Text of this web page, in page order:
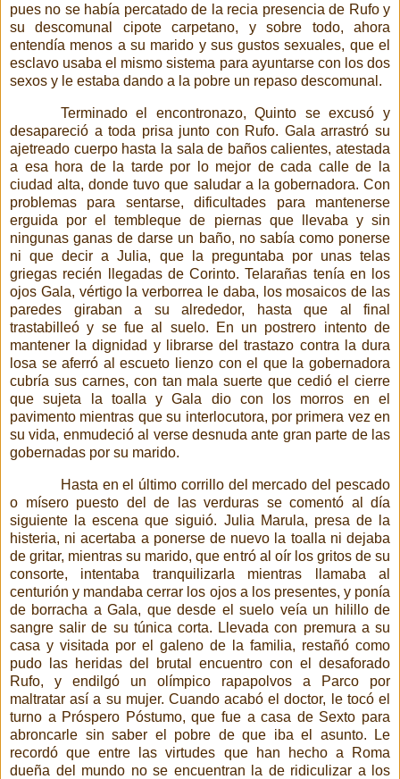
pues no se había percatado de la recia presencia de Rufo y
su descomunal cipote carpetano, y sobre todo, ahora
entendía menos a su marido y sus gustos sexuales, que el
esclavo usaba el mismo sistema para ayuntarse con los dos
sexos y le estaba dando a la pobre un repaso descomunal.
Terminado el encontronazo, Quinto se excusó y
desapareció a toda prisa junto con Rufo. Gala arrastró su
ajetreado cuerpo hasta la sala de baños calientes, atestada
a esa hora de la tarde por lo mejor de cada calle de la
ciudad alta, donde tuvo que saludar a la gobernadora. Con
problemas para sentarse, dificultades para mantenerse
erguida por el tembleque de piernas que llevaba y sin
ningunas ganas de darse un baño, no sabía como ponerse
ni que decir a Julia, que la preguntaba por unas telas
griegas recién llegadas de Corinto. Telarañas tenía en los
ojos Gala, vértigo la verborrea le daba, los mosaicos de las
paredes giraban a su alrededor, hasta que al final
trastabilleó y se fue al suelo. En un postrero intento de
mantener la dignidad y librarse del trastazo contra la dura
losa se aferró al escueto lienzo con el que la gobernadora
cubría sus carnes, con tan mala suerte que cedió el cierre
que sujeta la toalla y Gala dio con los morros en el
pavimento mientras que su interlocutora, por primera vez en
su vida, enmudeció al verse desnuda ante gran parte de las
gobernadas por su marido.
Hasta en el último corrillo del mercado del pescado
o mísero puesto del de las verduras se comentó al día
siguiente la escena que siguió. Julia Marula, presa de la
histeria, ni acertaba a ponerse de nuevo la toalla ni dejaba
de gritar, mientras su marido, que entró al oír los gritos de su
consorte, intentaba tranquilizarla mientras llamaba al
centurión y mandaba cerrar los ojos a los presentes, y ponía
de borracha a Gala, que desde el suelo veía un hilillo de
sangre salir de su túnica corta. Llevada con premura a su
casa y visitada por el galeno de la familia, restañó como
pudo las heridas del brutal encuentro con el desaforado
Rufo, y endilgó un
olímpico rapapolvos a Parco por
maltratar así a su mujer. Cuando acabó el doctor, le tocó el
turno a Próspero Póstumo, que fue a casa de Sexto para
abroncarle sin saber el pobre de que iba el asunto. Le
recordó que entre las virtudes que han hecho a Roma
dueña del mundo no se encuentran la de ridiculizar a los